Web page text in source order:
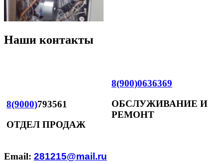
Наши контакты
8(9000)793561
ОТДЕЛ ПРОДАЖ
8(900)0636369
ОБСЛУЖИВАНИЕ И
РЕМОНТ
Email: 281215@mail.ru